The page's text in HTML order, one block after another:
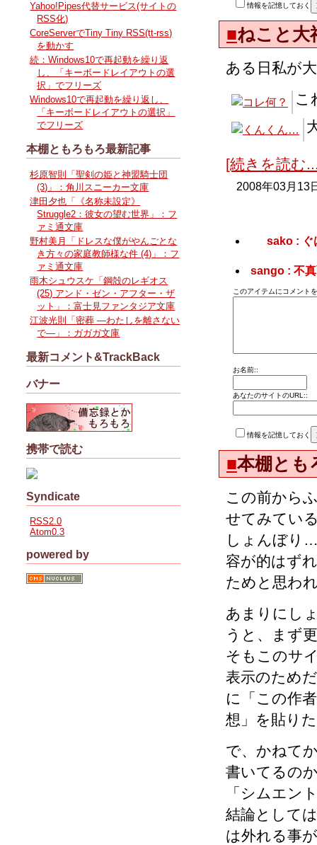
情報を記憶しておく
■ねこと大
ある日私が
こ
[続きを読む
2008年03月13
sako : ぐ
sango : 不真
このアイテムにコメント
お名前::
あなたのサイトのURL::
情報を記憶しておく
■本棚とも
この前から
せてみてい
しょんぼり
容が的はず
ためと思わ
あまりにし
うと、まず
そもこのサ
表示のため
に「この作
想」を貼り
で、かねて
書いてるの
「シムエン
結論として
は外れる事
Yahoo!Pipes代替サービス(サイトの
RSS化)
CoreServerでTiny Tiny RSS(tt-rss)
を動かす
続：Windows10で再起動を繰り返
し、「キーボードレイアウトの選
択」でフリーズ
Windows10で再起動を繰り返し、
「キーボードレイアウトの選択」
でフリーズ
本棚ともろもろ最新記事
杉原智則「聖剣の姫と神盟騎士団
(3)」：角川スニーカー文庫
津田夕也「《名称未設定》
Struggle2：彼女の望む世界」：フ
ァミ通文庫
野村美月「ドレスな僕がやんごとな
き方々の家庭教師様な件 (4)」：フ
ァミ通文庫
雨木シュウスケ「鋼殻のレギオス
(25) アンド・ゼン・アフター・ザ
ット」：富士見ファンタジア文庫
江波光則「密葬 ―わたしを離さない
で―」：ガガガ文庫
最新コメント&TrackBack
バナー
携帯で読む
Syndicate
RSS2.0
Atom0.3
powered by